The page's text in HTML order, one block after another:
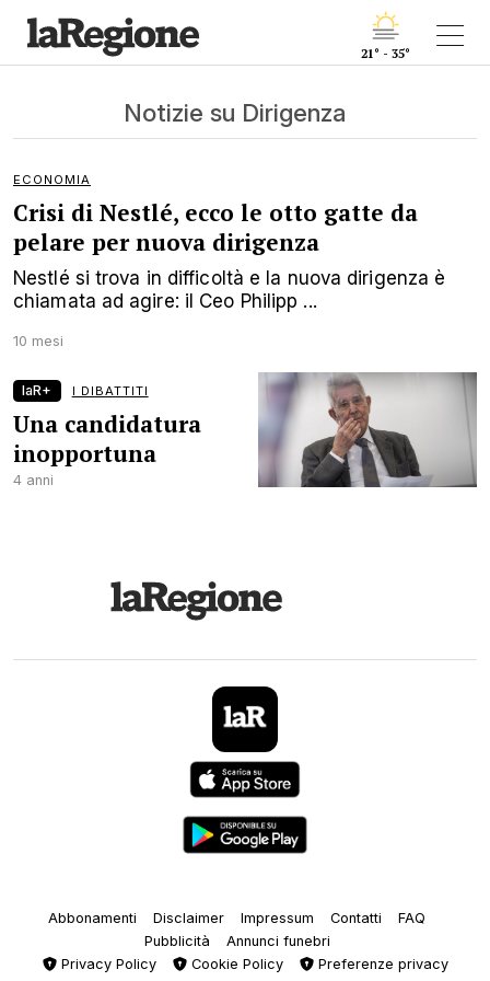
21° - 35°
Notizie su Dirigenza
ECONOMIA
Crisi di Nestlé, ecco le otto gatte da
pelare per nuova dirigenza
Nestlé si trova in difficoltà e la nuova dirigenza è
chiamata ad agire: il Ceo Philipp ...
10 mesi
laR+ I DIBATTITI
Una candidatura
inopportuna
4 anni
Abbonamenti Disclaimer Impressum Contatti
FAQ
Pubblicità
Annunci funebri
Privacy Policy
Cookie Policy Preferenze privacy